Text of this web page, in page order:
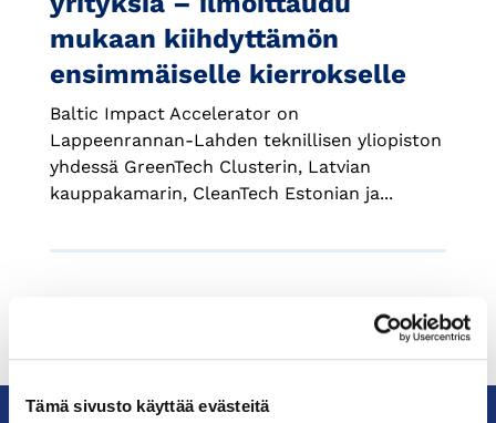
Tämä sivusto käyttää evästeitä
mukaan kiihdyttämön
ensimmäiselle kierrokselle
Baltic Impact Accelerator on
Lappeenrannan-Lahden teknillisen yliopiston
yhdessä GreenTech Clusterin, Latvian
kauppakamarin, CleanTech Estonian ja...